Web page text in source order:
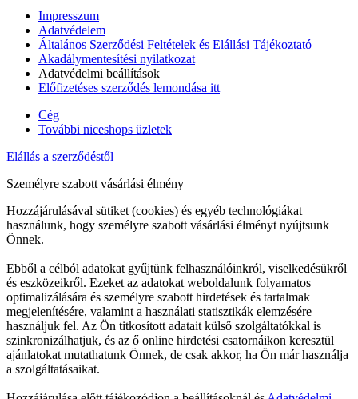
Impresszum
Adatvédelem
Általános Szerződési Feltételek és Elállási Tájékoztató
Akadálymentesítési nyilatkozat
Adatvédelmi beállítások
Előfizetéses szerződés lemondása itt
Cég
További niceshops üzletek
Elállás a szerződéstől
Személyre szabott vásárlási élmény
Hozzájárulásával sütiket (cookies) és egyéb technológiákat
használunk, hogy személyre szabott vásárlási élményt nyújtsunk
Önnek.
Ebből a célból adatokat gyűjtünk felhasználóinkról, viselkedésükről
és eszközeikről. Ezeket az adatokat weboldalunk folyamatos
optimalizálására és személyre szabott hirdetések és tartalmak
megjelenítésére, valamint a használati statisztikák elemzésére
használjuk fel. Az Ön titkosított adatait külső szolgáltatókkal is
szinkronizálhatjuk, és az ő online hirdetési csatornáikon keresztül
ajánlatokat mutathatunk Önnek, de csak akkor, ha Ön már használja
a szolgáltatásaikat.